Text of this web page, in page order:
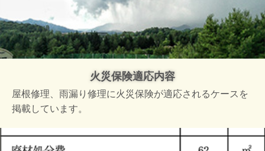
火災保険適応内容
屋根修理、雨漏り修理に火災保険が適応されるケースを
掲載しています。